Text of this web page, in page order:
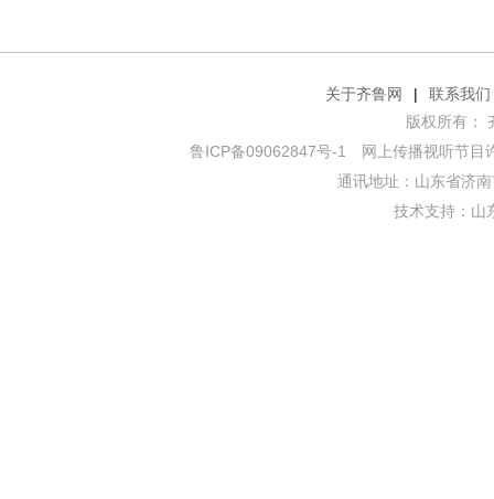
关于齐鲁网 |
联系我们
版权所有：
鲁ICP备09062847号-1
网上传播视听节目
通讯地址：山东省济
技术支持： 山